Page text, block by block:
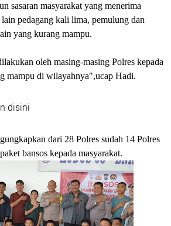
sasaran masyarakat yang menerima
lain pedagang kali lima, pemulung dan
yang kurang mampu.
oleh masing-masing Polres kepada
mampu di wilayahnya",ucap Hadi.
disini
dari 28 Polres sudah 14 Polres
bansos kepada masyarakat.